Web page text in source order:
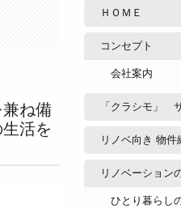
ね備
活を
ＨＯＭＥ
コンセプト
会社案内
「クラシモ」
リノベ向き 物件
リノベーション
ひとり暮らし